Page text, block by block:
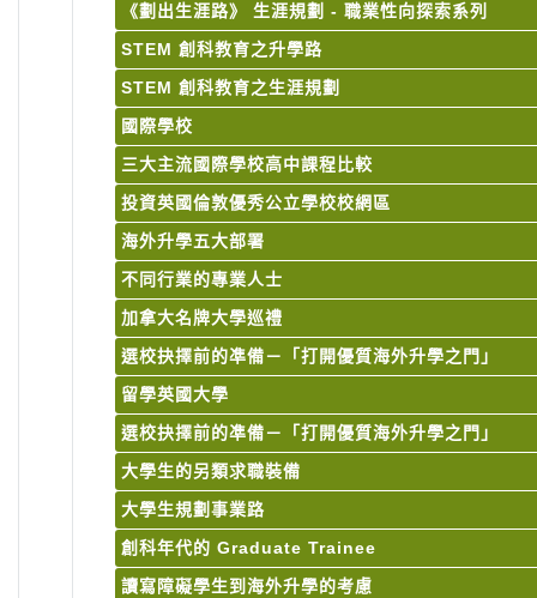
《劃出生涯路》 生涯規劃 - 職業性向探索系列
STEM 創科教育之升學路
STEM 創科教育之生涯規劃
國際學校
三大主流國際學校高中課程比較
投資英國倫敦優秀公立學校校網區
海外升學五大部署
不同行業的專業人士
加拿大名牌大學巡禮
選校抉擇前的凖備－「打開優質海外升學之門」
留學英國大學
選校抉擇前的凖備－「打開優質海外升學之門」
大學生的另類求職裝備
大學生規劃事業路
創科年代的 Graduate Trainee
讀寫障礙學生到海外升學的考慮